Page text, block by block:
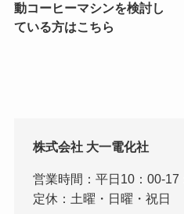
動コーヒーマシンを検討し
ている方はこちら
株式会社 大一電化社
営業時間：平日10：00-17
定休：土曜・日曜・祝日